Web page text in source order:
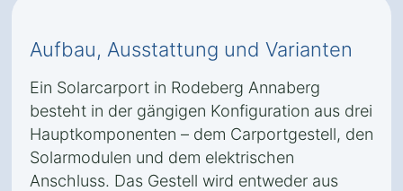
Aufbau, Ausstattung und Varianten
Ein Solarcarport in Rodeberg Annaberg
besteht in der gängigen Konfiguration aus drei
Hauptkomponenten – dem Carportgestell, den
Solarmodulen und dem elektrischen
Anschluss. Das Gestell wird entweder aus